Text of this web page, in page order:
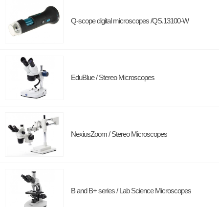
Q-scope digital microscopes /QS.13100-W
EduBlue / Stereo Microscopes
NexiusZoom / Stereo Microscopes
B and B+ series / Lab Science Microscopes